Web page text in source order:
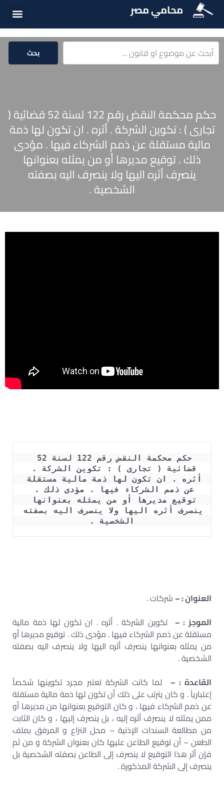
محامي مصر
بحث
حكم محكمة النقض رقم 122 لسنة 52 قضائية (
تجارى ) : تكوين الشركة . أثره . ان تكون لها ذمة
مالية مستقلة عن ذمم الشركاء فيها . مؤدى
ذلك . توقيع مديرها أو من يمثله بعنوانها
ينصرف أثره اليها ولا ينصرف اليه بصفته
الشخصية .
الشخصية .
العنوان : –شركات .
الموجز : – تكوين الشركة . أثره . ان تكون لها ذمة مالية
مستقلة عن ذمم الشركاء فيها . مؤدى ذلك . توقيع مديرها أو
من يمثله بعنوانها ينصرف أثره اليها ولا ينصرف اليه بصفته
الشخصية .
القاعدة : – لما كانت الشركة تعتبر مجرد تكوينها شخصاً
إعتبارياً . و كان يترتب على ذلك أن تكون لها ذمة مالية مستقلة
عن ذمم الشركاء فيها ، و كان التوقيع بعنوانها من مديرها أو
ممن يمثله لا ينصرف أثره إليه ، بل ينصرف إليها ، و كان الثابت
من مطالعة السندات الإذنية – محل النزاع و المرفق بملف
الطعن – أن توقيع الطاعن عليها كان بعنوان الشركة و من ثم
فإن أثر هذا التوقيع لا ينصرف إلى الطاعن بصفته الشخصية بل
ينصرف إلى الشركة المذكورة .